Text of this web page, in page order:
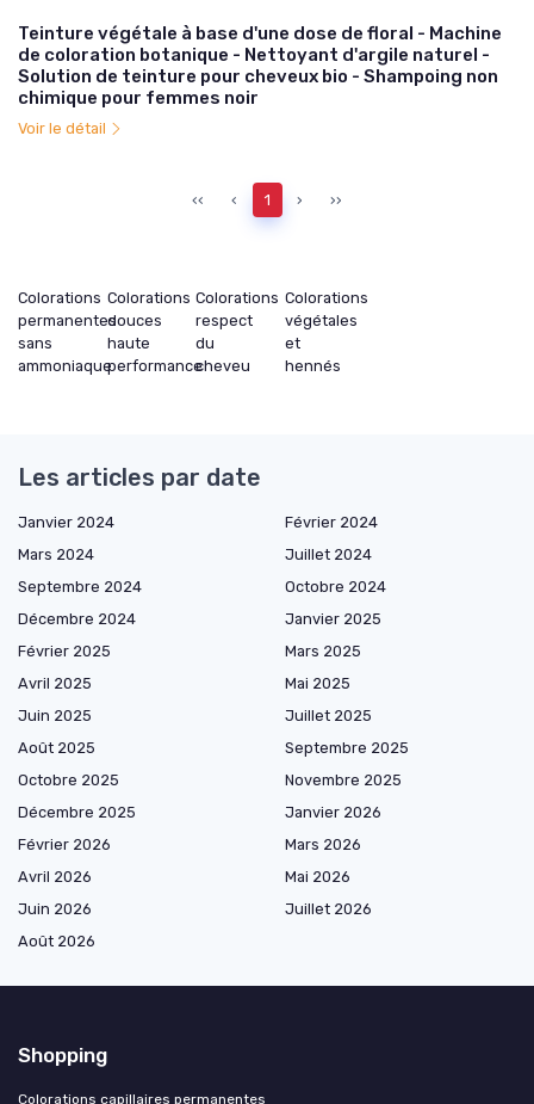
Teinture végétale à base d'une dose de floral - Machine
de coloration botanique - Nettoyant d'argile naturel -
Solution de teinture pour cheveux bio - Shampoing non
chimique pour femmes noir
Voir le détail
‹‹ ‹ 1 › ››
Colorations
permanentes
sans
ammoniaque
Colorations
douces
haute
performance
Colorations
respect
du
cheveu
Colorations
végétales
et
hennés
Les articles par date
Janvier 2024
Février 2024
Mars 2024
Juillet 2024
Septembre 2024
Octobre 2024
Décembre 2024
Janvier 2025
Février 2025
Mars 2025
Avril 2025
Mai 2025
Juin 2025
Juillet 2025
Août 2025
Septembre 2025
Octobre 2025
Novembre 2025
Décembre 2025
Janvier 2026
Février 2026
Mars 2026
Avril 2026
Mai 2026
Juin 2026
Juillet 2026
Août 2026
Shopping
Colorations capillaires permanentes